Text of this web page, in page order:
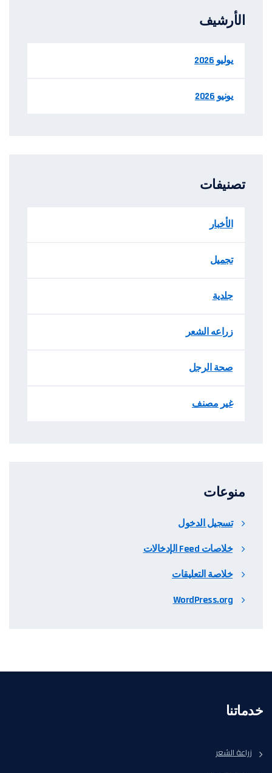
الأرشيف
يوليو 2026
يونيو 2026
تصنيفات
الأخبار
تجميل
جلدية
زراعه الشعر
صحة الرجل
غير مصنف
منوعات
تسجيل الدخول
خلاصات Feed الإدخالات
خلاصة التعليقات
WordPress.org
خدماتنا
زراعة الشعر